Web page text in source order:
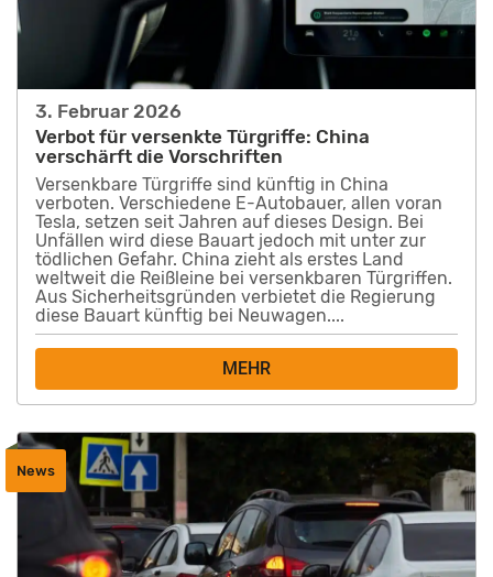
3. Februar 2026
Verbot für versenkte Türgriffe: China
verschärft die Vorschriften
Versenkbare Türgriffe sind künftig in China
verboten. Verschiedene E-Autobauer, allen voran
Tesla, setzen seit Jahren auf dieses Design. Bei
Unfällen wird diese Bauart jedoch mit unter zur
tödlichen Gefahr. China zieht als erstes Land
weltweit die Reißleine bei versenkbaren Türgriffen.
Aus Sicherheitsgründen verbietet die Regierung
diese Bauart künftig bei Neuwagen....
MEHR
News